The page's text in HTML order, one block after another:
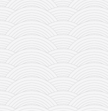
тимбеи рочин
тсунами дојо
програм
снимци наступа
галерија клуба